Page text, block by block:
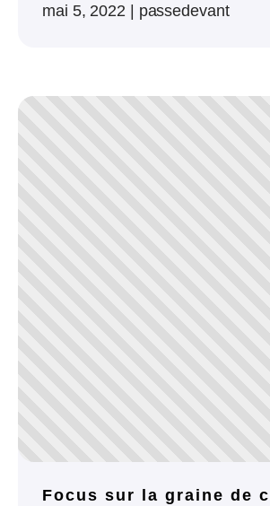
mai 5, 2022 | passedevant
Focus sur la graine de